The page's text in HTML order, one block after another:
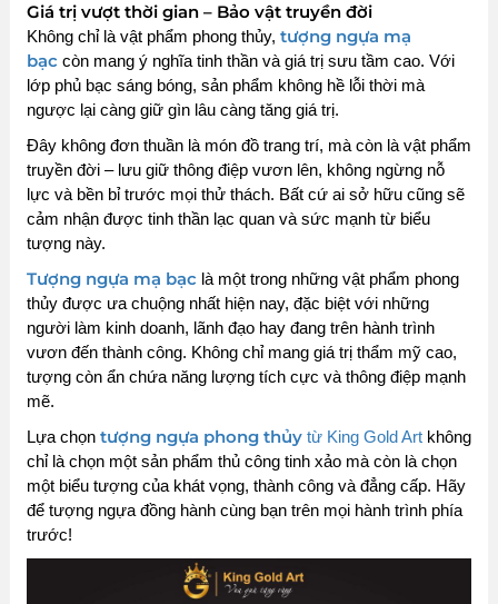
Giá trị vượt thời gian – Bảo vật truyền đời
Không chỉ là vật phẩm phong thủy, tượng ngựa mạ
bạc còn mang ý nghĩa tinh thần và giá trị sưu tầm cao. Với
lớp phủ bạc sáng bóng, sản phẩm không hề lỗi thời mà
ngược lại càng giữ gìn lâu càng tăng giá trị.
Đây không đơn thuần là món đồ trang trí, mà còn là vật phẩm
truyền đời – lưu giữ thông điệp vươn lên, không ngừng nỗ
lực và bền bỉ trước mọi thử thách. Bất cứ ai sở hữu cũng sẽ
cảm nhận được tinh thần lạc quan và sức mạnh từ biểu
tượng này.
Tượng ngựa mạ bạc là một trong những vật phẩm phong
thủy được ưa chuộng nhất hiện nay, đặc biệt với những
người làm kinh doanh, lãnh đạo hay đang trên hành trình
vươn đến thành công. Không chỉ mang giá trị thẩm mỹ cao,
tượng còn ẩn chứa năng lượng tích cực và thông điệp mạnh
mẽ.
Lựa chọn tượng ngựa phong thủy từ King Gold Art không
chỉ là chọn một sản phẩm thủ công tinh xảo mà còn là chọn
một biểu tượng của khát vọng, thành công và đẳng cấp. Hãy
để tượng ngựa đồng hành cùng bạn trên mọi hành trình phía
trước!